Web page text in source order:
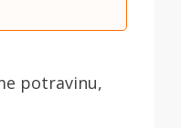
potravinu,